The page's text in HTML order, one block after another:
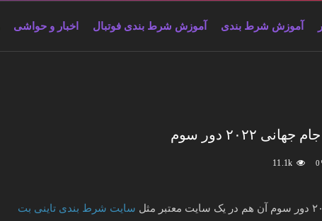
آموزش شرط بندی آموزش شرط بندی فوتبال اخبار و حواشی
دور سوم
0
11.1k
سایت شرط بندی تاینی بت